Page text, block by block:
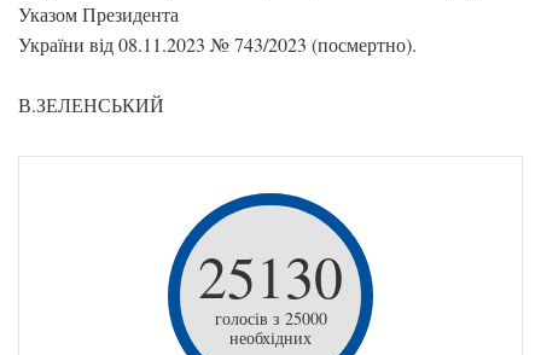
Указом Президента
України від 08.11.2023 № 743/2023 (посмертно).
В.ЗЕЛЕНСЬКИЙ
25130
голосів з 25000
необхідних